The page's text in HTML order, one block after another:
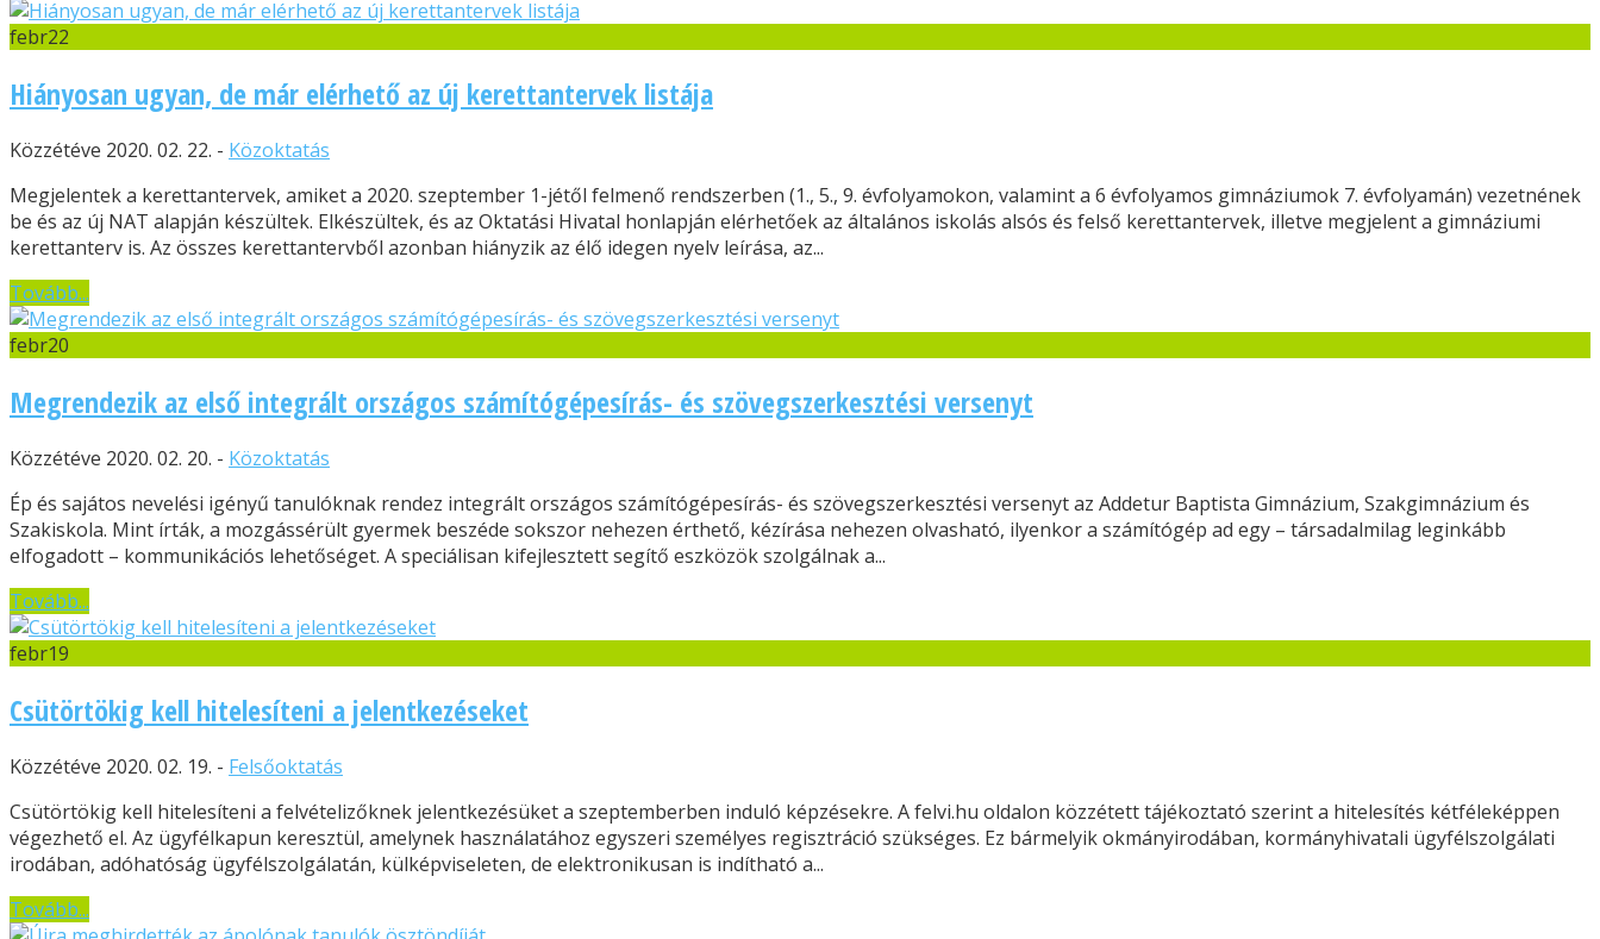
febr22
Hiányosan ugyan, de már elérhető az új kerettantervek listája
Közzétéve 2020. 02. 22. - Közoktatás
Megjelentek a kerettantervek, amiket a 2020. szeptember 1-jétől felmenő rendszerben (1., 5., 9. évfolyamokon, valamint a 6 évfolyamos gimnáziumok 7. évfolyamán) vezetnének
be és az új NAT alapján készültek. Elkészültek, és az Oktatási Hivatal honlapján elérhetőek az általános iskolás alsós és felső kerettantervek, illetve megjelent a gimnáziumi
kerettanterv is. Az összes kerettantervből azonban hiányzik az élő idegen nyelv leírása, az...
Tovább...
febr20
Megrendezik az első integrált országos számítógépesírás- és szövegszerkesztési versenyt
Közzétéve 2020. 02. 20. - Közoktatás
Ép és sajátos nevelési igényű tanulóknak rendez integrált országos számítógépesírás- és szövegszerkesztési versenyt az Addetur Baptista Gimnázium, Szakgimnázium és
Szakiskola. Mint írták, a mozgássérült gyermek beszéde sokszor nehezen érthető, kézírása nehezen olvasható, ilyenkor a számítógép ad egy – társadalmilag leginkább
elfogadott – kommunikációs lehetőséget. A speciálisan kifejlesztett segítő eszközök szolgálnak a...
Tovább...
febr19
Csütörtökig kell hitelesíteni a jelentkezéseket
Közzétéve 2020. 02. 19. - Felsőoktatás
Csütörtökig kell hitelesíteni a felvételizőknek jelentkezésüket a szeptemberben induló képzésekre. A felvi.hu oldalon közzétett tájékoztató szerint a hitelesítés kétféleképpen
végezhető el. Az ügyfélkapun keresztül, amelynek használatához egyszeri személyes regisztráció szükséges. Ez bármelyik okmányirodában, kormányhivatali ügyfélszolgálati
irodában, adóhatóság ügyfélszolgálatán, külképviseleten, de elektronikusan is indítható a...
Tovább...